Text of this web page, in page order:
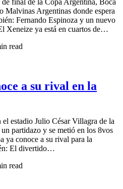
final de la Copa Argentina, Boca
Malvinas Argentinas donde espera
Fernando Espinoza y un nuevo
Xeneize ya está en cuartos de…
read
a su rival en la
estadio Julio César Villagra de la
partidazo y se metió en los 8vos
ya conoce a su rival para la
El divertido…
read